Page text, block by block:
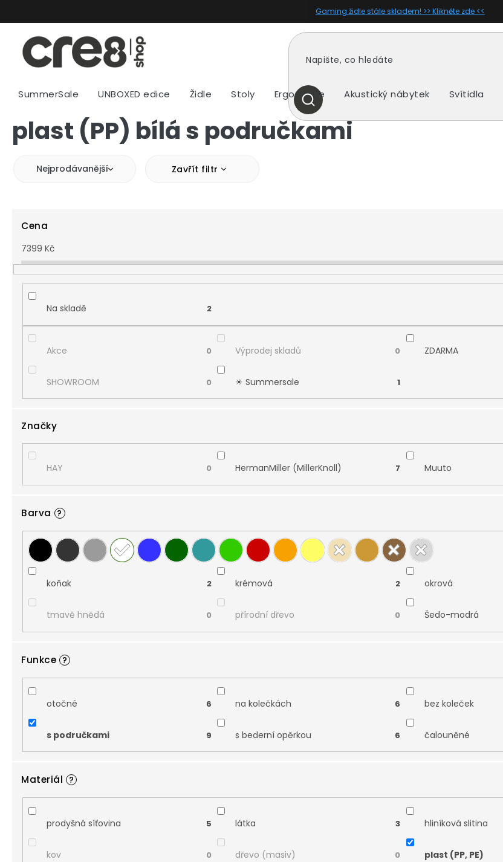
Gaming židle stále skladem! >> Klikněte zde <<
HLEDAT
SummerSale UNBOXED edice Židle Stoly Ergonomie Akustický nábytek Svítidla
plast (PP) bílá s područkami
Nejprodávanější Zavřít filtr
Cena
7399 Kč
Na skladě 2
Akce 0 Výprodej skladů 0 ZDARMA
SHOWROOM 0 ☀︎ Summersale 1
Značky
HAY 0 HermanMiller (MillerKnoll) 7 Muuto
Barva ?
koňak 2 krémová 2 okrová
tmavě hnědá 0 přírodní dřevo 0 Šedo-modrá
Funkce ?
otočné 6 na kolečkách 6 bez koleček
s područkami 9 s bederní opěrkou 6 čalouněné
Materiál ?
prodyšná síťovina 5 látka 3 hliníková slitina
kov 0 dřevo (masiv) 0 plast (PP, PE)